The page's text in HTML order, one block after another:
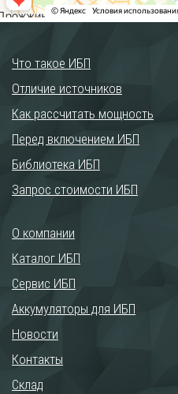
Что такое ИБП
Отличие источников
Как рассчитать мощность
Перед включением ИБП
Библиотека ИБП
Запрос стоимости ИБП
О компании
Каталог ИБП
Сервис ИБП
Аккумуляторы для ИБП
Новости
Контакты
Склад